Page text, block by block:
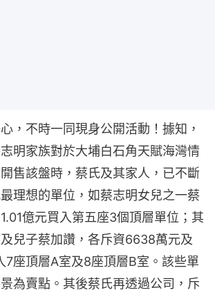
，不時一同現身公開活動！據知，
志明家族對於大埔白石角天賦海灣情
售該盤時，蔡氏及其家人，已不斷
理想的單位，如蔡志明女兒之一蔡
億元買入第五座3個頂層單位；其
兒子蔡加讚，各斥資6638萬元及
7座頂層A室及8座頂層B室。該些單
為賣點。其後蔡氏再透過公司，斥